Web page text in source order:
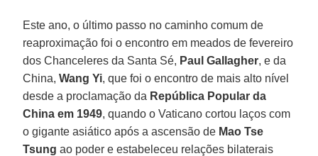
Este ano, o último passo no caminho comum de
reaproximação foi o encontro em meados de fevereiro
dos Chanceleres da Santa Sé, Paul Gallagher, e da
China,Wang Yi, que foi o encontro de mais alto nível
desde a proclamação da República Popular da
China em 1949, quando o Vaticano cortou laços com
o gigante asiático após a ascensão de Mao Tse
Tsung ao poder e estabeleceu relações bilaterais